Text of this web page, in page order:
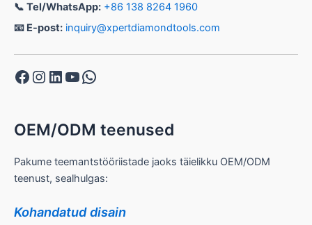
📞 Tel/WhatsApp: +86 138 8264 1960
📧 E-post: inquiry@xpertdiamondtools.com
Facebook
Instagram
LinkedIn
YouTube
WhatsApp
OEM/ODM teenused
Pakume teemantstööriistade jaoks täielikku OEM/ODM
teenust, sealhulgas:
Kohandatud disain